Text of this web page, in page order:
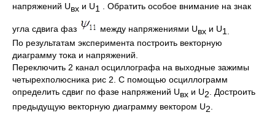
напряжений Uвх и U1 . Обратить особое внимание на знак
угла сдвига фаз между напряжениями Uвх и U1.
По результатам эксперимента построить векторную
диаграмму тока и напряжений.
Переключить 2 канал осциллографа на выходные зажимы
четырехполюсника рис 2. С помощью осциллограмм
определить сдвиг по фазе напряжений Uвх и U2. Достроить
предыдущую векторную диаграмму вектором U2